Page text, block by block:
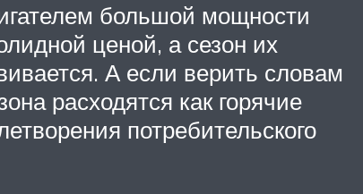
большой мощности
ценой, а сезон их
А если верить словам
расходятся как горячие
потребительского